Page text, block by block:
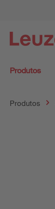
Produtos
Produtos